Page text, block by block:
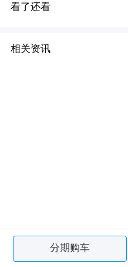
看了还看
相关资讯
分期购车